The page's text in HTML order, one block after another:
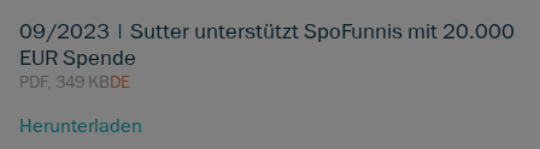
09/2023 | Sutter unterstützt SpoFunnis mit 20.000
EUR Spende
PDF, 349 KBDE
Herunterladen